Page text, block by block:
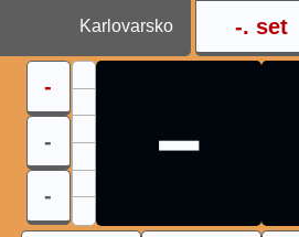
Karlovarsko -. set
-
-
-
-